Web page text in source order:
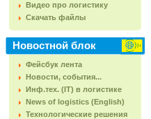
Видео про логистику
Скачать файлы
Новостной блок
Фейсбук лента
Новости, события...
Инф.тех. (IT) в логистике
News of logistics (English)
Технологические решения